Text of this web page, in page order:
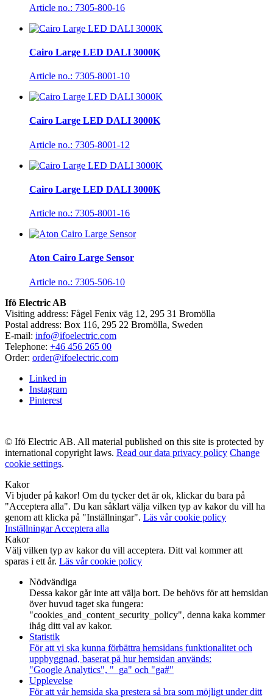
Article no.: 7305-800-16
Cairo Large LED DALI 3000K
Article no.: 7305-8001-10
Cairo Large LED DALI 3000K
Article no.: 7305-8001-12
Cairo Large LED DALI 3000K
Article no.: 7305-8001-16
Aton Cairo Large Sensor
Article no.: 7305-506-10
Ifö Electric AB
Visiting address: Fågel Fenix väg 12, 295 31 Bromölla
Postal address: Box 116, 295 22 Bromölla, Sweden
E-mail: info@ifoelectric.com
Telephone: +46 456 265 00
Order: order@ifoelectric.com
Linked in
Instagram
Pinterest
© Ifö Electric AB. All material published on this site is protected by
international copyright laws. Read our data privacy policy Change
cookie settings.
Kakor
Vi bjuder på kakor! Om du tycker det är ok, klickar du bara på
"Acceptera alla". Du kan såklart välja vilken typ av kakor du vill ha
genom att klicka på "Inställningar". Läs vår cookie policy
InställningarAcceptera alla
Kakor
Välj vilken typ av kakor du vill acceptera. Ditt val kommer att
sparas i ett år. Läs vår cookie policy
Nödvändiga
Dessa kakor går inte att välja bort. De behövs för att hemsidan
över huvud taget ska fungera:
"cookies_and_content_security_policy", denna kaka kommer
ihåg ditt val av kakor.
Statistik
För att vi ska kunna förbättra hemsidans funktionalitet och
uppbyggnad, baserat på hur hemsidan används:
"Google Analytics", "_ga" och "ga#"
Upplevelse
För att vår hemsida ska prestera så bra som möjligt under ditt